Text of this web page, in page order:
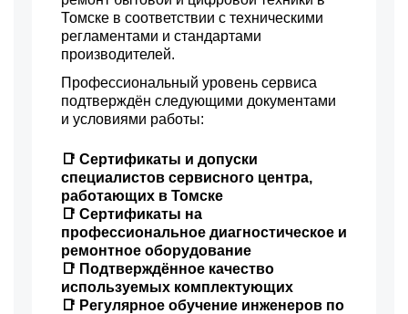
Томске в соответствии с техническими
регламентами и стандартами
производителей.
Профессиональный уровень сервиса
подтверждён следующими документами
и условиями работы:
📑 Сертификаты и допуски
специалистов сервисного центра,
работающих в Томске
📑 Сертификаты на
профессиональное диагностическое и
ремонтное оборудование
📑 Подтверждённое качество
используемых комплектующих
📑 Регулярное обучение инженеров по